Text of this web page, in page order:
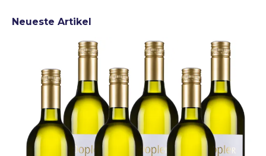
Neueste Artikel